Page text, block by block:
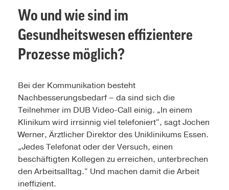
Wo und wie sind im
Gesundheitswesen effizientere
Prozesse möglich?
Bei der Kommunikation besteht
Nachbesserungsbedarf – da sind sich die
Teilnehmer im DUB Video-Call einig. „In einem
Klinikum wird irrsinnig viel telefoniert“, sagt Jochen
Werner, Ärztlicher Direktor des Uniklinikums Essen.
„Jedes Telefonat oder der Versuch, einen
beschäftigten Kollegen zu erreichen, unterbrechen
den Arbeitsalltag.“ Und machen damit die Arbeit
ineffizient.